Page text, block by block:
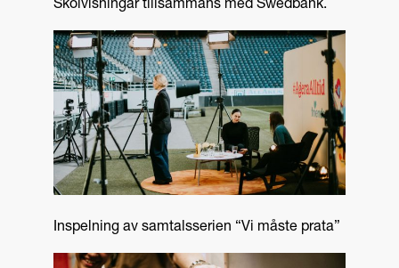
Skolvisningar tillsammans med Swedbank.
Inspelning av samtalsserien “Vi måste prata”